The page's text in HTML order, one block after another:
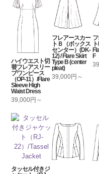
ハイウエスト切
替フレアスリー
ブワンピース
（OP-11）/Flare
Sleeve High
Waist Dress
39,000円～
フレアースカー
トＢ（ボックス
センター）(DK-
12) / Flare Skirt
Type B (center
pleat)
39,000円～
F
タッセル付きジ